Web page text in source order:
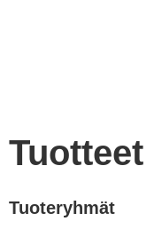
Tuotteet
Tuoteryhmät